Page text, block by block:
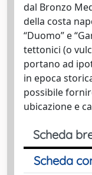
dal Bronzo
della costa
“Duomo” e
tettonici (o
portano ad
in epoca
possibile
ubicazione e
Scheda
Scheda